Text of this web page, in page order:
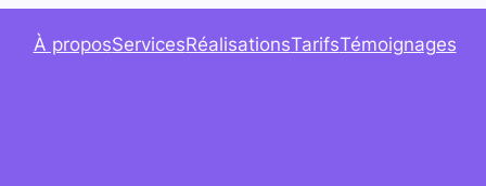
À proposServicesRéalisationsTarifsTémoignages